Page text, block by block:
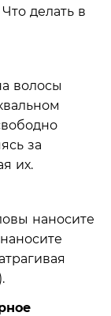
делать в
волосы
за
их.
наносите